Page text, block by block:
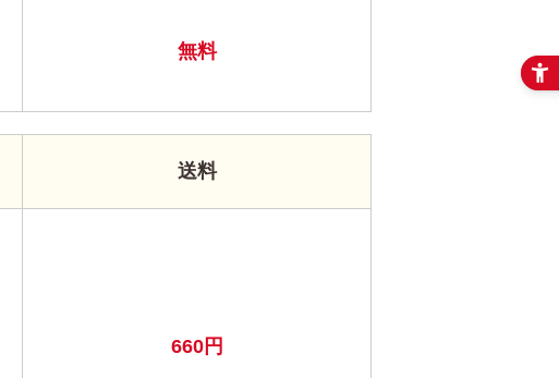
無料
送料
660円